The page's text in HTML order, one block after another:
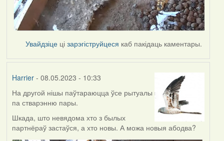
Увайдзіце цізарэгіструйцеся каб пакідаць каментары.
Harrier- 08.05.2023 - 10:33
На другой нішы паўтараюцца ўсе рытуалы
па стварэнню пары.
Шкада, што невядома хто з былых
партнёраў застаўся, а хто новы. А можа новыя абодва?